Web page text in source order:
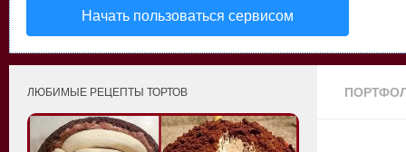
Начать пользоваться сервисом
ЛЮБИМЫЕ РЕЦЕПТЫ ТОРТОВ